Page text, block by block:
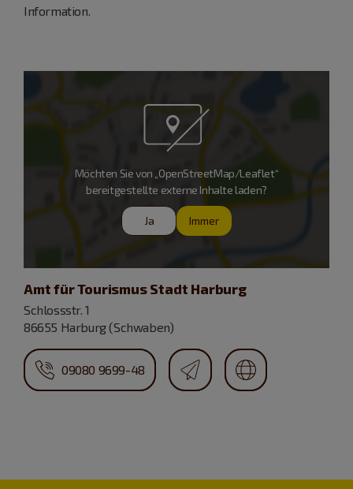
Information.
Möchten Sie von „OpenStreetMap/Leaflet“
bereitgestellte externe Inhalte laden?
Ja Immer
Amt für Tourismus Stadt Harburg
Schlossstr. 1
86655 Harburg (Schwaben)
09080 9699-48